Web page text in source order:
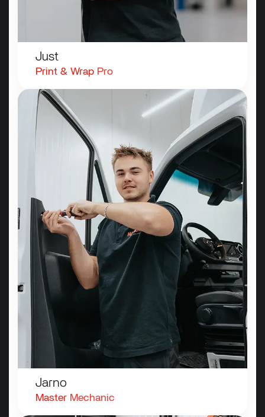
Just
Print & Wrap Pro
Jarno
Master Mechanic